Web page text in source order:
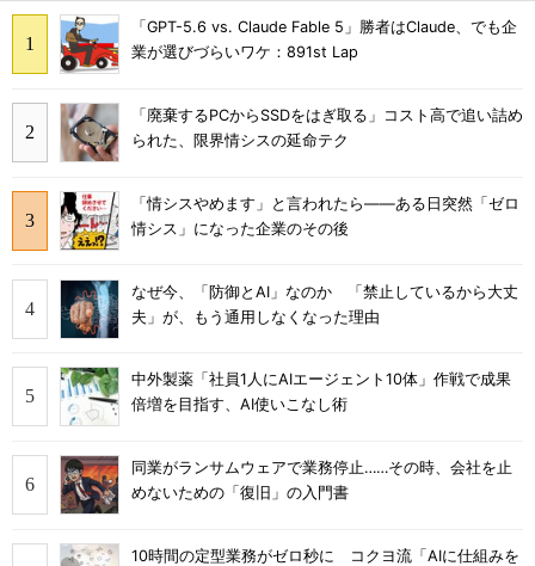
「GPT-5.6 vs. Claude Fable 5」勝者はClaude、でも企
業が選びづらいワケ：891st Lap
「廃棄するPCからSSDをはぎ取る」コスト高で追い詰め
られた、限界情シスの延命テク
「情シスやめます」と言われたら――ある日突然「ゼロ
情シス」になった企業のその後
なぜ今、「防御とAI」なのか 「禁止しているから大丈
夫」が、もう通用しなくなった理由
中外製薬「社員1人にAIエージェント10体」作戦で成果
倍増を目指す、AI使いこなし術
同業がランサムウェアで業務停止……その時、会社を止
めないための「復旧」の入門書
10時間の定型業務がゼロ秒に コクヨ流「AIに仕組みを